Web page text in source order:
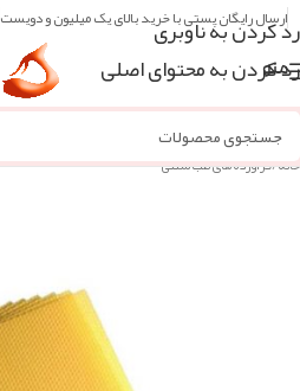
رد کردن به ناوبری
رد کردن به محتوای اصلی
ارسال رایگان پستی با خرید بالای یک میلیون و دویست
منو
خانه/فرآورده های طب سنتی